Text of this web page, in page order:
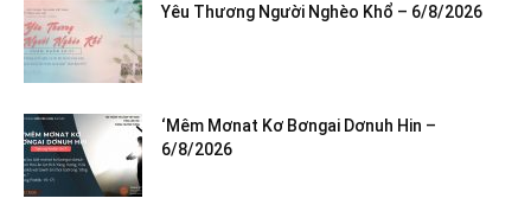
Yêu Thương Người Nghèo Khổ – 6/8/2026
‘Mêm Mơnat Kơ Bơngai Dơnuh Hin –
6/8/2026